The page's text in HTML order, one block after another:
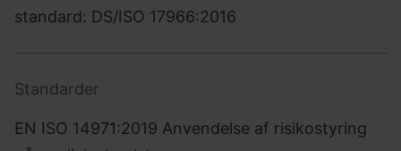
standard: DS/ISO 17966:2016
Standarder
EN ISO 14971:2019 Anvendelse af risikostyring